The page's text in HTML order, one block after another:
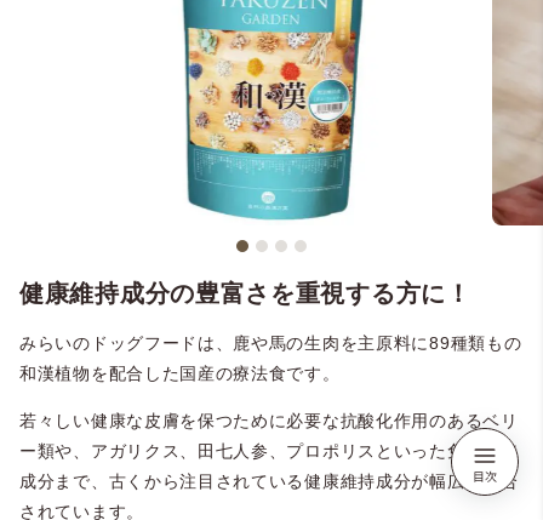
健康維持成分の豊富さを重視する方に！
みらいのドッグフードは、鹿や馬の生肉を主原料に89種類もの
和漢植物を配合した国産の療法食です。
若々しい健康な皮膚を保つために必要な抗酸化作用のあるベリ
ー類や、アガリクス、田七人参、プロポリスといった免疫維持
成分まで、古くから注目されている健康維持成分が幅広く配合
されています。